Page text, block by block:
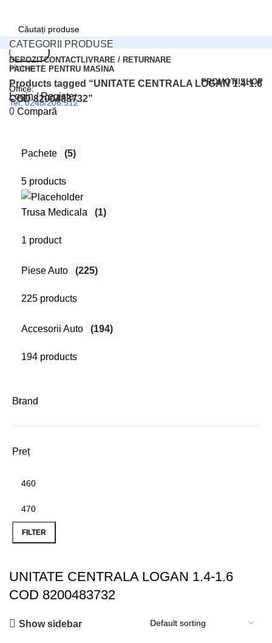
Office:
Tel: 0248/206.512
Tel: 0727.226.926
Login / Register
CATEGORII PRODUSE
DEPOZITCONTACTLIVRARE / RETURNARE
PACHETE PENTRU MASINA
PROMOTII SHOP
Login / Register
0 Compară
Search
Home
Products tagged “UNITATE CENTRALA LOGAN 1.4-1.6
COD 8200483732”
Pachete (5)
5 products
Trusa Medicala (1)
1 product
Piese Auto (225)
225 products
Accesorii Auto (194)
194 products
Brand
Preț
Min
price
Max
price
FILTER
UNITATE CENTRALA LOGAN 1.4-1.6
COD 8200483732
Show sidebar